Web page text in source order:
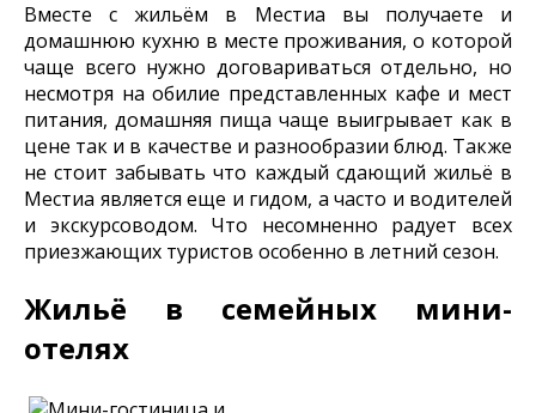
Вместе с жильём в Местиа вы получаете и
домашнюю кухню в месте проживания, о которой
чаще всего нужно договариваться отдельно, но
несмотря на обилие представленных кафе и мест
питания, домашняя пища чаще выигрывает как в
цене так и в качестве и разнообразии блюд. Также
не стоит забывать что каждый сдающий жильё в
Местиа является еще и гидом, а часто и водителей
и экскурсоводом. Что несомненно радует всех
приезжающих туристов особенно в летний сезон.
Жильё в семейных мини-
отелях